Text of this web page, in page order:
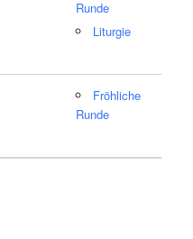
Runde
Liturgie
Fröhliche
Runde